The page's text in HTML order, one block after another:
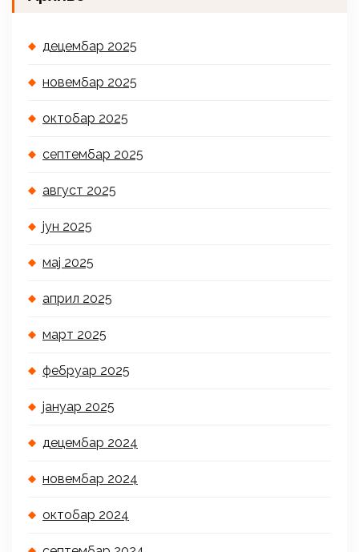
децембар 2025
новембар 2025
октобар 2025
септембар 2025
август 2025
јун 2025
мај 2025
април 2025
март 2025
фебруар 2025
јануар 2025
децембар 2024
новембар 2024
октобар 2024